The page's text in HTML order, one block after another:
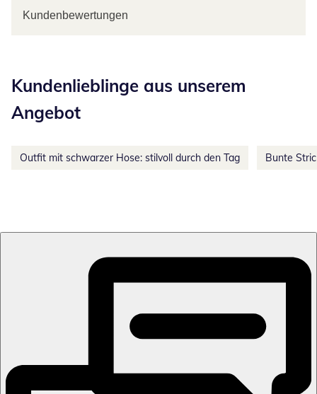
Kundenbewertungen
Kundenlieblinge aus unserem
Angebot
Outfit mit schwarzer Hose: stilvoll durch den Tag Bunte